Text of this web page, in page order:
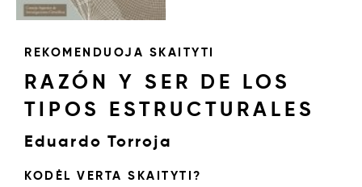
REKOMENDUOJA SKAITYTI
RAZÓN Y SER DE LOS
TIPOS ESTRUCTURALES
Eduardo Torroja
KODĖL VERTA SKAITYTI?